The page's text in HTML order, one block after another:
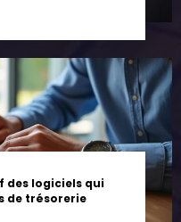
des logiciels qui
de trésorerie